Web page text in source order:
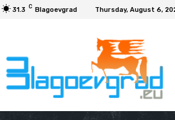
31.3 C Blagoevgrad Thursday, August 6,